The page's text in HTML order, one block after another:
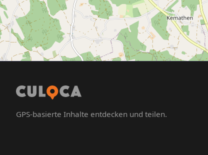
GPS-basierte Inhalte entdecken und teilen.